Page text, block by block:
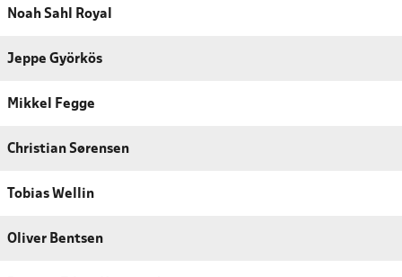
Noah Sahl Royal
Jeppe Györkös
Mikkel Fegge
Christian Sørensen
Tobias Wellin
Oliver Bentsen